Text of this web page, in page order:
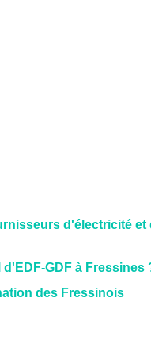
d'électricité et
GDF à Fressines
des Fressinois